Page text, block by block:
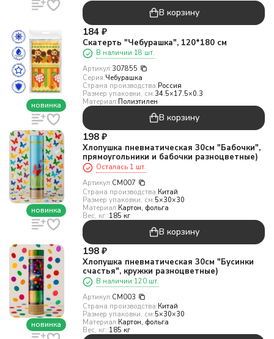
В корзину
новинка
184 ₽
Скатерть "Чебурашка", 120*180 см
В наличии 18 шт.
Артикул:307855
Серия:Чебурашка
Страна производства:Россия
Размер упаковки, см:34.5×17.5×0.3
Материал:Полиэтилен
В корзину
новинка
198 ₽
Хлопушка пневматическая 30см "Бабочки",
прямоугольники и бабочки разноцветные)
Осталась 1 шт.
Артикул:CM007
Страна производства:Китай
Размер упаковки, см:5×30×30
Материал:Картон, фольга
Вес, кг::185 кг
В корзину
новинка
198 ₽
Хлопушка пневматическая 30см "Бусинки
счастья", кружки разноцветные)
В наличии 120 шт.
Артикул:CM003
Страна производства:Китай
Размер упаковки, см:5×30×30
Материал:Картон, фольга
Вес, кг::185 кг